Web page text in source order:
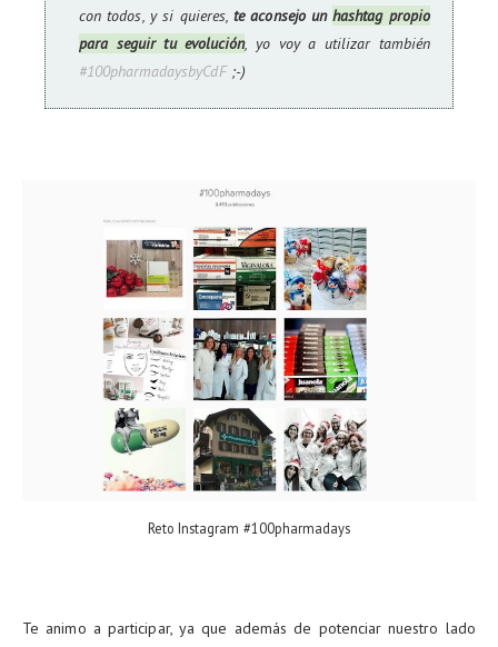
con todos, y si quieres,te aconsejo unhashtag propio
para seguir tu evolución, yo voy a utilizar también
#100pharmadaysbyCdF;-)
Reto Instagram #100pharmadays
Te animo a participar, ya que además de potenciar nuestro lado